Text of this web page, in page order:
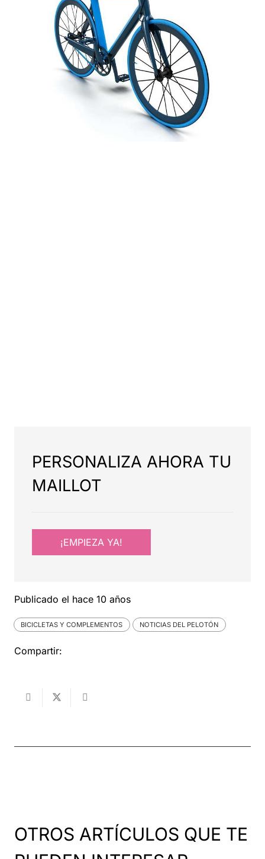
PERSONALIZA AHORA TU
MAILLOT
¡EMPIEZA YA!
Publicado el hace 10 años
BICICLETAS Y COMPLEMENTOS NOTICIAS DEL PELOTÓN
Compartir:
OTROS ARTÍCULOS QUE TE